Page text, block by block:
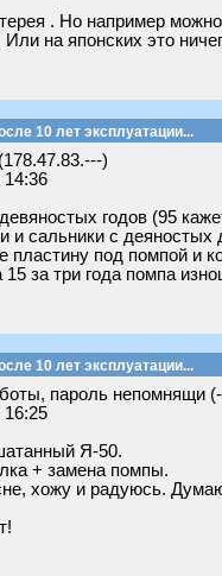
. Но например
Или на японских это
10 лет эксплуатации...
(178.47.83.---)
годов (95
и сальники с
пластину под помпой и
за три года помпа
10 лет эксплуатации...
пароль непомнящи
Я-50.
+ замена помпы.
хожу и радуюсь.